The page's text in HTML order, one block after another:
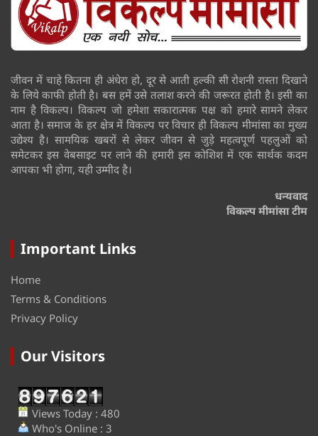
जीवन में चाहे कितना ही अंधेरा हो, दूर से आती हल्की सी रोशनी रास्ता दिखाने
के लिये काफी होती है। बस हमें उसे तलाश करने की जरूरत होती है। इसी का
नाम है विकल्प। विकल्प जो हमेशा सकारात्मक पक्ष को हमारे सामने लेकर
आता है। समाज के हर क्षेत्र में विकल्प पर विचार ही विकल्प मीमांसा का मुख्य
उद्येश्य है। सामयिक खबरों से लेकर जीवन से जुड़े महत्वपूर्ण पहलुओं को
समेटकर इस वेबसाइट पर लाने की हमारी इस कोशिश में एक सार्थक कदम
आपका भी होगा, यही उम्मीद है।
धन्यवाद
विकल्प मीमांसा टीम
Important Links
Home
Terms & Conditions
Privacy Policy
Our Visitors
Views Today : 480
Who's Online : 3